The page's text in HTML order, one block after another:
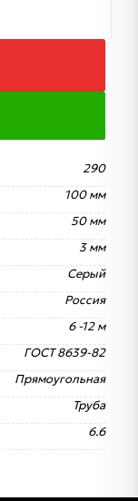
290
100 мм
50 мм
3 мм
Серый
Россия
6 -12 м
ГОСТ 8639-82
Прямоугольная
Труба
6.6